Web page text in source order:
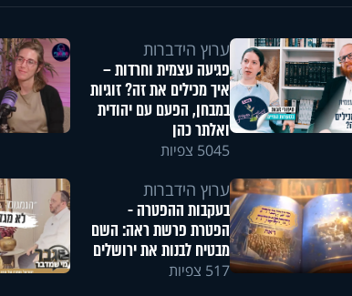
ערוץ הידברות
פגיעה עצמית וחרדות –
איך מכילים את זה? זוגיות
במבחן, הפעם עם יהודית
ואלתר כהן
5045 צפיות
ערוץ הידברות
בעקבות ההפטרה -
הפטרת פרשת ראה: השם
מבטיח לבנות את ירושלים
517 צפיות